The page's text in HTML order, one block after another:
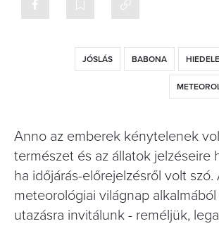
JÓSLÁS BABONA
Anno az emberek kénytelenek
természet és az állatok jelzéseire
ha időjárás-előrejelzésről volt szó.
meteorológiai világnap
utazásra invitálunk - reméljük,